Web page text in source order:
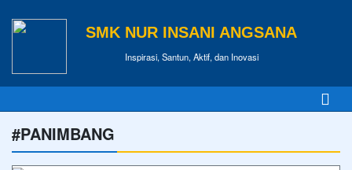
SMK NUR INSANI ANGSANA
Inspirasi, Santun, Aktif, dan Inovasi
#PANIMBANG